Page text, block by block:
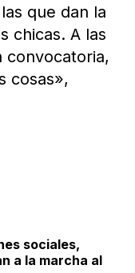
que dan la
chicas. A las
convocatoria,
cosas»,
sociales,
a la marcha al